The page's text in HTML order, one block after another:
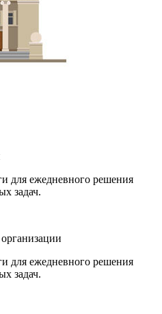
для ежедневного решения
задач.
для ежедневного решения
задач.